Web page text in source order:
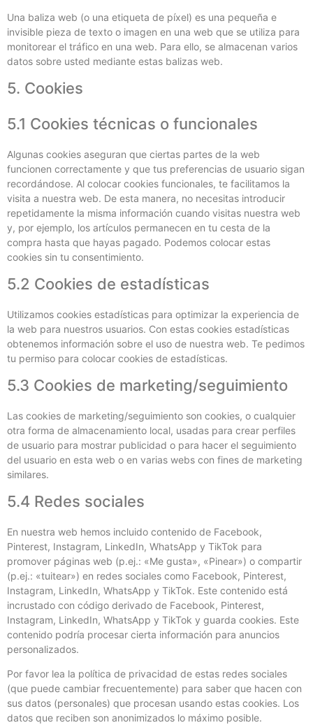
Una baliza web (o una etiqueta de píxel) es una pequeña e
invisible pieza de texto o imagen en una web que se utiliza para
monitorear el tráfico en una web. Para ello, se almacenan varios
datos sobre usted mediante estas balizas web.
5. Cookies
5.1 Cookies técnicas o funcionales
Algunas cookies aseguran que ciertas partes de la web
funcionen correctamente y que tus preferencias de usuario sigan
recordándose. Al colocar cookies funcionales, te facilitamos la
visita a nuestra web. De esta manera, no necesitas introducir
repetidamente la misma información cuando visitas nuestra web
y, por ejemplo, los artículos permanecen en tu cesta de la
compra hasta que hayas pagado. Podemos colocar estas
cookies sin tu consentimiento.
5.2 Cookies de estadísticas
Utilizamos cookies estadísticas para optimizar la experiencia de
la web para nuestros usuarios. Con estas cookies estadísticas
obtenemos información sobre el uso de nuestra web. Te pedimos
tu permiso para colocar cookies de estadísticas.
5.3 Cookies de marketing/seguimiento
Las cookies de marketing/seguimiento son cookies, o cualquier
otra forma de almacenamiento local, usadas para crear perfiles
de usuario para mostrar publicidad o para hacer el seguimiento
del usuario en esta web o en varias webs con fines de marketing
similares.
5.4 Redes sociales
En nuestra web hemos incluido contenido de Facebook,
Pinterest, Instagram, LinkedIn, WhatsApp y TikTok para
promover páginas web (p.ej.: «Me gusta», «Pinear») o compartir
(p.ej.: «tuitear») en redes sociales como Facebook, Pinterest,
Instagram, LinkedIn, WhatsApp y TikTok. Este contenido está
incrustado con código derivado de Facebook, Pinterest,
Instagram, LinkedIn, WhatsApp y TikTok y guarda cookies. Este
contenido podría procesar cierta información para anuncios
personalizados.
Por favor lea la política de privacidad de estas redes sociales
(que puede cambiar frecuentemente) para saber que hacen con
sus datos (personales) que procesan usando estas cookies. Los
datos que reciben son anonimizados lo máximo posible.